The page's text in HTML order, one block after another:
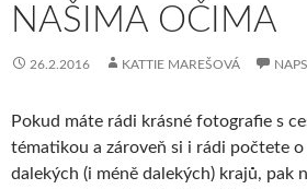
NAŠIMA OČIMA
26.2.2016 KATTIE MAREŠOVÁ
Pokud máte rádi krásné fotografie s
tématikou a zároveň si i rádi počtete
dalekých (i méně dalekých) krajů, pak